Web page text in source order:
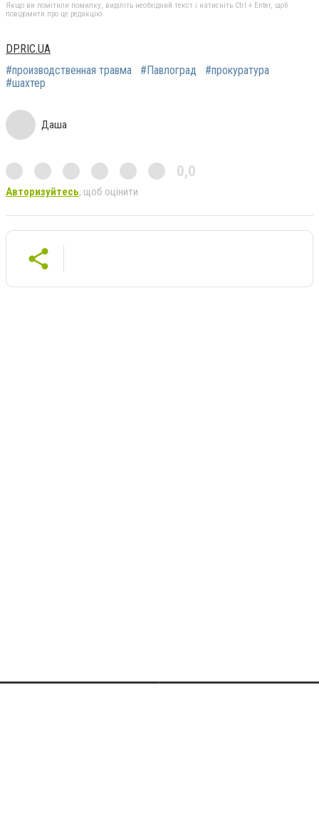
Якщо ви помітили помилку, виділіть необхідний текст і натисніть Ctrl + Enter, щоб
повідомити про це редакцію
DP.RIC.UA
#производственная травма
#Павлоград
#прокуратура
#шахтер
Даша
0,0
Авторизуйтесь, щоб оцінити